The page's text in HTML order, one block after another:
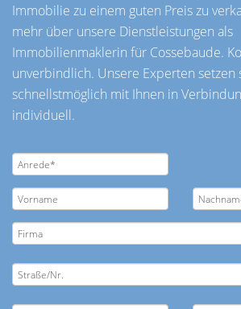
Immobilie zu einem guten Preis zu
mehr über unsere Dienstleistungen als
Immobilienmaklerin für Cossebaude.
unverbindlich. Unsere Experten setzen
schnellstmöglich mit Ihnen in
individuell.